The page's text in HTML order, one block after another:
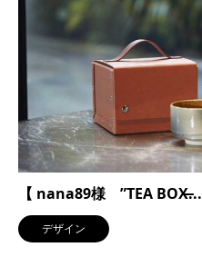
【 nana89様 ”TEA BOX̶...
デザイン